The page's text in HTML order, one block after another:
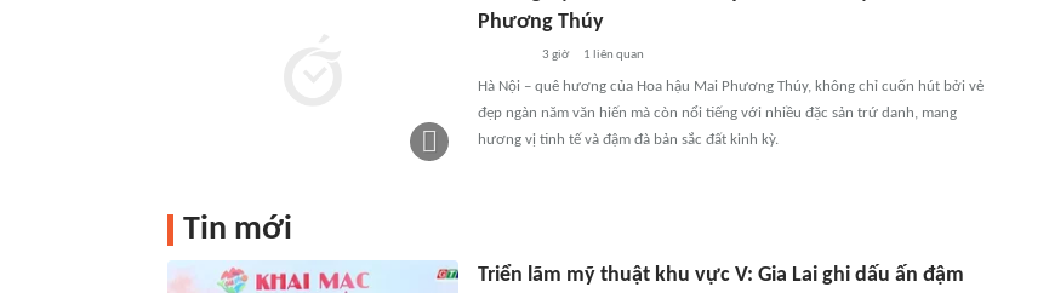
Phương Thúy
3 giờ 1 liên quan
Hà Nội – quê hương của Hoa hậu Mai Phương Thúy, không chỉ cuốn hút bởi vẻ
đẹp ngàn năm văn hiến mà còn nổi tiếng với nhiều đặc sản trứ danh, mang
hương vị tinh tế và đậm đà bản sắc đất kinh kỳ.
Tin mới
Triển lãm mỹ thuật khu vực V: Gia Lai ghi dấu ấn đậm